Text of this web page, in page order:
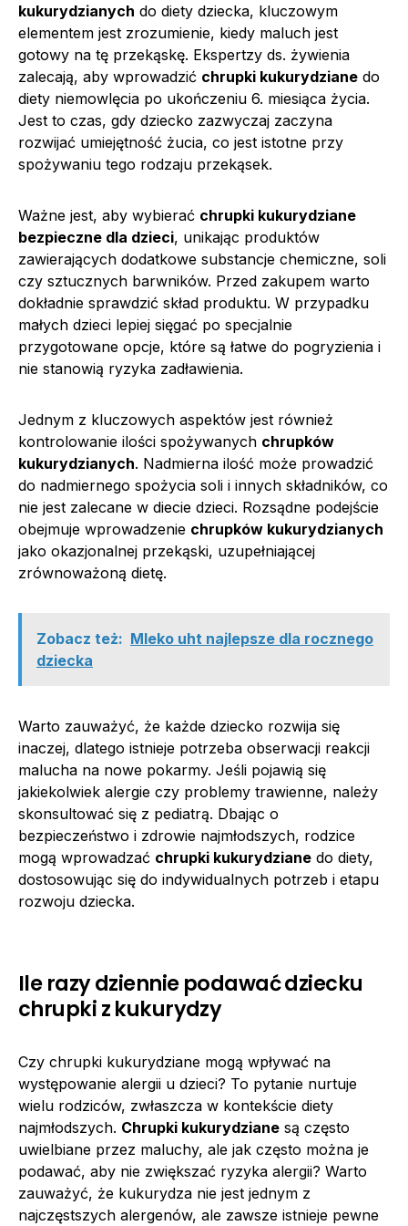
kukurydzianych do diety dziecka, kluczowym
elementem jest zrozumienie, kiedy maluch jest
gotowy na tę przekąskę. Ekspertzy ds. żywienia
zalecają, aby wprowadzić chrupki kukurydziane do
diety niemowlęcia po ukończeniu 6. miesiąca życia.
Jest to czas, gdy dziecko zazwyczaj zaczyna
rozwijać umiejętność żucia, co jest istotne przy
spożywaniu tego rodzaju przekąsek.
Ważne jest, aby wybierać chrupki kukurydziane
bezpieczne dla dzieci, unikając produktów
zawierających dodatkowe substancje chemiczne, soli
czy sztucznych barwników. Przed zakupem warto
dokładnie sprawdzić skład produktu. W przypadku
małych dzieci lepiej sięgać po specjalnie
przygotowane opcje, które są łatwe do pogryzienia i
nie stanowią ryzyka zadławienia.
Jednym z kluczowych aspektów jest również
kontrolowanie ilości spożywanych chrupków
kukurydzianych. Nadmierna ilość może prowadzić
do nadmiernego spożycia soli i innych składników, co
nie jest zalecane w diecie dzieci. Rozsądne podejście
obejmuje wprowadzenie chrupków kukurydzianych
jako okazjonalnej przekąski, uzupełniającej
zrównoważoną dietę.
Zobacz też: Mleko uht najlepsze dla rocznego
dziecka
Warto zauważyć, że każde dziecko rozwija się
inaczej, dlatego istnieje potrzeba obserwacji reakcji
malucha na nowe pokarmy. Jeśli pojawią się
jakiekolwiek alergie czy problemy trawienne, należy
skonsultować się z pediatrą. Dbając o
bezpieczeństwo i zdrowie najmłodszych, rodzice
mogą wprowadzać chrupki kukurydziane do diety,
dostosowując się do indywidualnych potrzeb i etapu
rozwoju dziecka.
Ile razy dziennie podawać dziecku
chrupki z kukurydzy
Czy chrupki kukurydziane mogą wpływać na
występowanie alergii u dzieci? To pytanie nurtuje
wielu rodziców, zwłaszcza w kontekście diety
najmłodszych. Chrupki kukurydziane są często
uwielbiane przez maluchy, ale jak często można je
podawać, aby nie zwiększać ryzyka alergii? Warto
zauważyć, że kukurydza nie jest jednym z
najczęstszych alergenów, ale zawsze istnieje pewne